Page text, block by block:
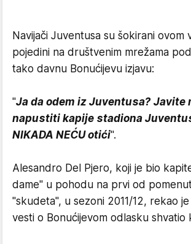
Navijači Juventusa su šokirani ovom
pojedini na društvenim mrežama
tako davnu Bonućijevu izjavu:
"Ja da odem iz Juventusa? Javite
napustiti kapije stadiona
NIKADA NEĆU otići".
Alesandro Del Pjero, koji je bio
dame" u pohodu na prvi od
"skudeta", u sezoni 2011/12, rekao
vesti o Bonućijevom odlasku shvatio